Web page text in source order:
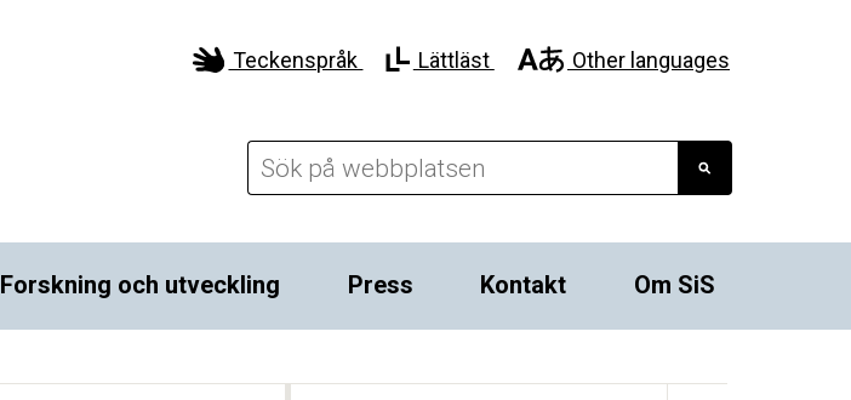
Teckenspråk Lättläst Other languages
Forskning och utveckling Press Kontakt Om SiS